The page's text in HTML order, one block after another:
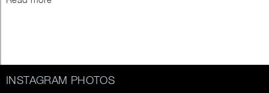
INSTAGRAM PHOTOS